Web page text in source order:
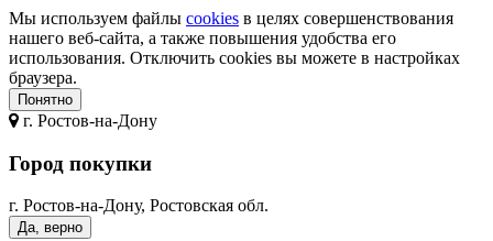
Мы используем файлы cookies в целях совершенствования
нашего веб-сайта, а также повышения удобства его
использования. Отключить cookies вы можете в настройках
браузера.
Понятно
г. Ростов-на-Дону
Город покупки
г. Ростов-на-Дону, Ростовская обл.
Да, верно